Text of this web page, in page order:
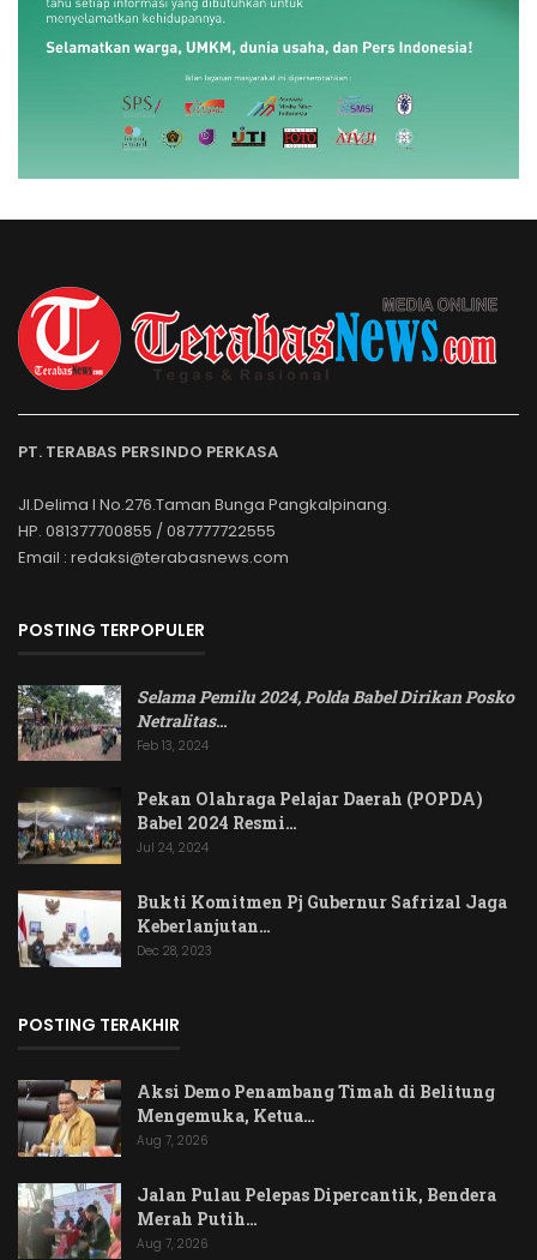
PT. TERABAS PERSINDO PERKASA
Jl.Delima I No.276.Taman Bunga Pangkalpinang.
HP. 081377700855 / 087777722555
Email : redaksi@terabasnews.com
POSTING TERPOPULER
Selama Pemilu 2024, Polda Babel Dirikan Posko
Netralitas…
Feb 13, 2024
Pekan Olahraga Pelajar Daerah (POPDA)
Babel 2024 Resmi…
Jul 24, 2024
Bukti Komitmen Pj Gubernur Safrizal Jaga
Keberlanjutan…
Dec 28, 2023
POSTING TERAKHIR
Aksi Demo Penambang Timah di Belitung
Mengemuka, Ketua…
Aug 7, 2026
Jalan Pulau Pelepas Dipercantik, Bendera
Merah Putih…
Aug 7, 2026